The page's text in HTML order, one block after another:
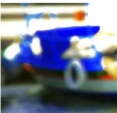
05/08/2026
Seguros de
descubren cuando
ReseÃ±a de SIFX:
Operar 29/06/2026
Crear empresa
29/05/2026
CÃ³mo afrontar
26/05/2026